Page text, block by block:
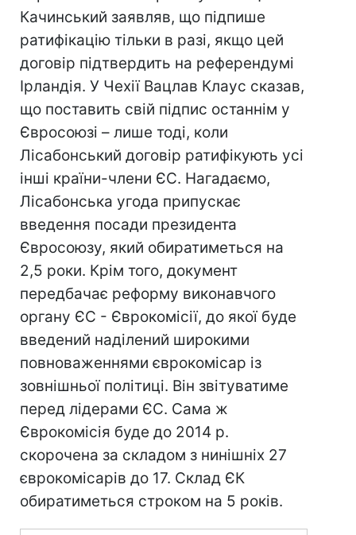
Качинський заявляв, що підпише
ратифікацію тільки в разі, якщо цей
договір підтвердить на референдумі
Ірландія. У Чехії Вацлав Клаус сказав,
що поставить свій підпис останнім у
Євросоюзі – лише тоді, коли
Лісабонський договір ратифікують усі
інші країни-члени ЄС. Нагадаємо,
Лісабонська угода припускає
введення посади президента
Євросоюзу, який обиратиметься на
2,5 роки. Крім того, документ
передбачає реформу виконавчого
органу ЄС - Єврокомісії, до якої буде
введений наділений широкими
повноваженнями єврокомісар із
зовнішньої політиці. Він звітуватиме
перед лідерами ЄС. Сама ж
Єврокомісія буде до 2014 р.
скорочена за складом з нинішніх 27
єврокомісарів до 17. Склад ЄК
обиратиметься строком на 5 років.